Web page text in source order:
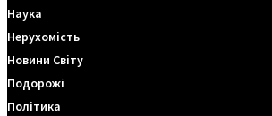
Наука
Нерухомість
Новини Світу
Подорожі
Політика